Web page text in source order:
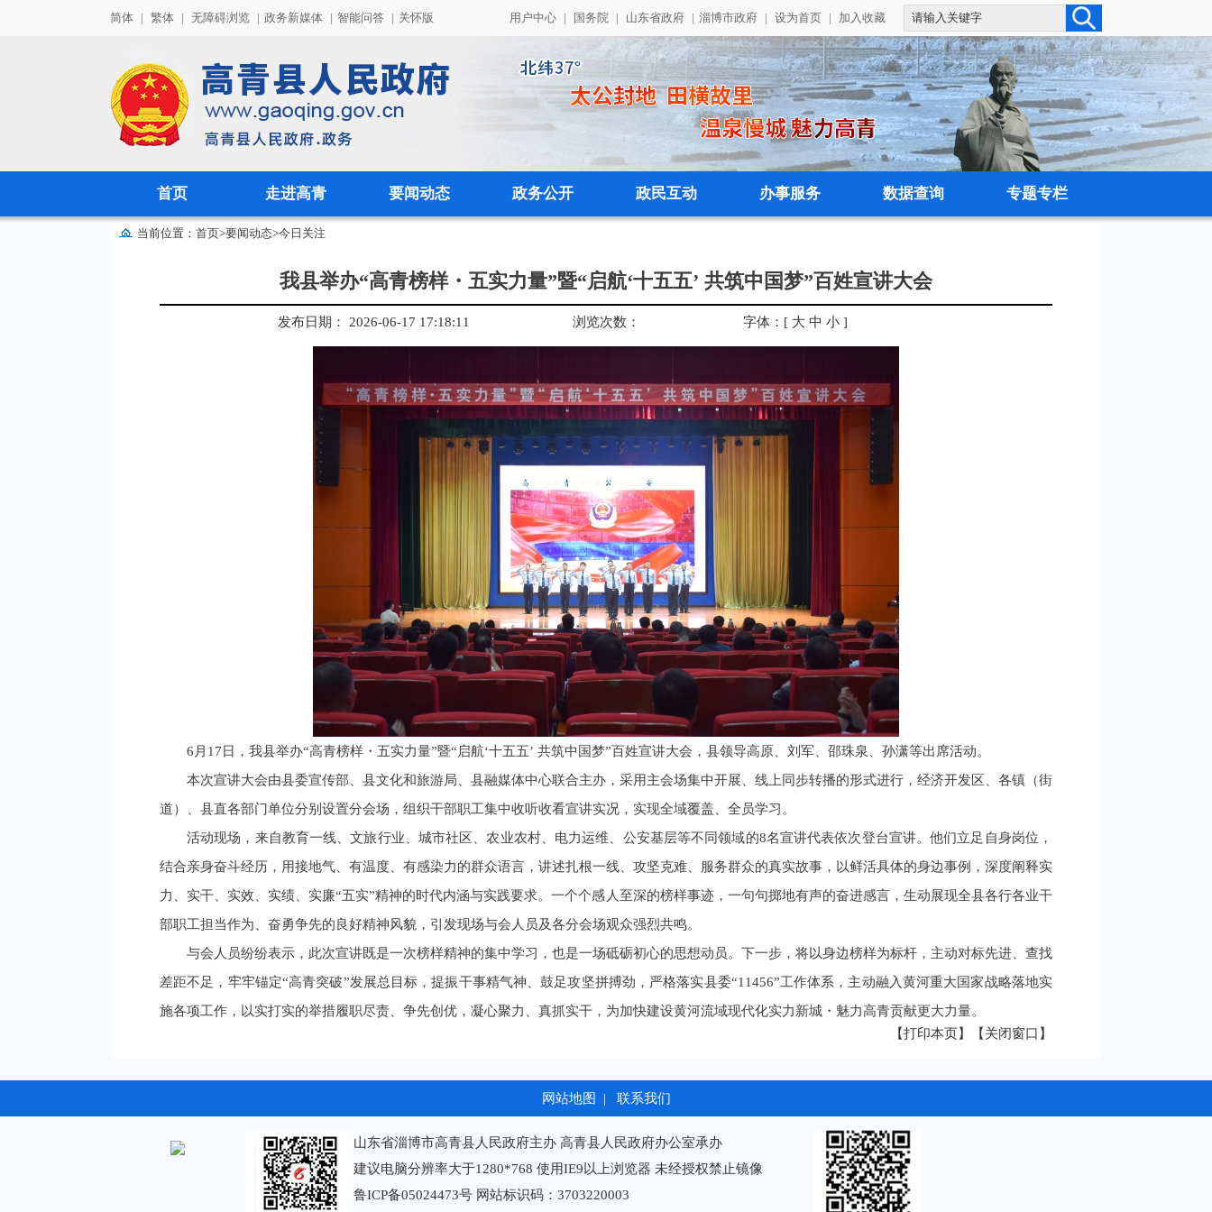
简体 | 繁体 | 无障碍浏览 | 政务新媒体 | 智能问答 | 关怀版 用户中心 | 国务院 | 山东省政府 | 淄博市政府 | 设为首页 | 加入收藏
首页 走进高青 要闻动态 政务公开 政民互动 办事服务 数据查询 专题专栏
当前位置： 首页>要闻动态>今日关注
我县举办“高青榜样・五实力量”暨“启航‘十五五’ 共筑中国梦”百姓宣讲大会
发布日期： 2026-06-17 17:18:11 浏览次数： 字体： [ 大 中 小]
6月17日，我县举办“高青榜样・五实力量”暨“启航‘十五五’ 共筑中国梦”百姓宣讲大会，县领导高原、刘军、邵珠泉、孙潇等出席活动。
本次宣讲大会由县委宣传部、县文化和旅游局、县融媒体中心联合主办，采用主会场集中开展、线上同步转播的形式进行，经济开发区、各镇（街
道）、县直各部门单位分别设置分会场，组织干部职工集中收听收看宣讲实况，实现全域覆盖、全员学习。
活动现场，来自教育一线、文旅行业、城市社区、农业农村、电力运维、公安基层等不同领域的8名宣讲代表依次登台宣讲。他们立足自身岗位，
结合亲身奋斗经历，用接地气、有温度、有感染力的群众语言，讲述扎根一线、攻坚克难、服务群众的真实故事，以鲜活具体的身边事例，深度阐释实
力、实干、实效、实绩、实廉“五实”精神的时代内涵与实践要求。一个个感人至深的榜样事迹，一句句掷地有声的奋进感言，生动展现全县各行各业干
部职工担当作为、奋勇争先的良好精神风貌，引发现场与会人员及各分会场观众强烈共鸣。
与会人员纷纷表示，此次宣讲既是一次榜样精神的集中学习，也是一场砥砺初心的思想动员。下一步，将以身边榜样为标杆，主动对标先进、查找
差距不足，牢牢锚定“高青突破”发展总目标，提振干事精气神、鼓足攻坚拼搏劲，严格落实县委“11456”工作体系，主动融入黄河重大国家战略落地实
施各项工作，以实打实的举措履职尽责、争先创优，凝心聚力、真抓实干，为加快建设黄河流域现代化实力新城・魅力高青贡献更大力量。
【打印本页】
【关闭窗口】
网站地图 | 联系我们
山东省淄博市高青县人民政府主办 高青县人民政府办公室承办
建议电脑分辨率大于1280*768 使用IE9以上浏览器 未经授权禁止镜像
鲁ICP备05024473号 网站标识码：3703220003